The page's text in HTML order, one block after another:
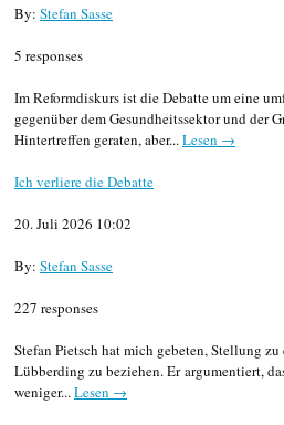
By: Stefan Sasse
5 responses
Im Reformdiskurs ist die Debatte um eine
gegenüber dem Gesundheitssektor und der
Hintertreffen geraten, aber... Lesen →
Ich verliere die Debatte
20. Juli 2026 10:02
By: Stefan Sasse
227 responses
Stefan Pietsch hat mich gebeten, Stellung
Lübberding zu beziehen. Er argumentiert,
weniger... Lesen →